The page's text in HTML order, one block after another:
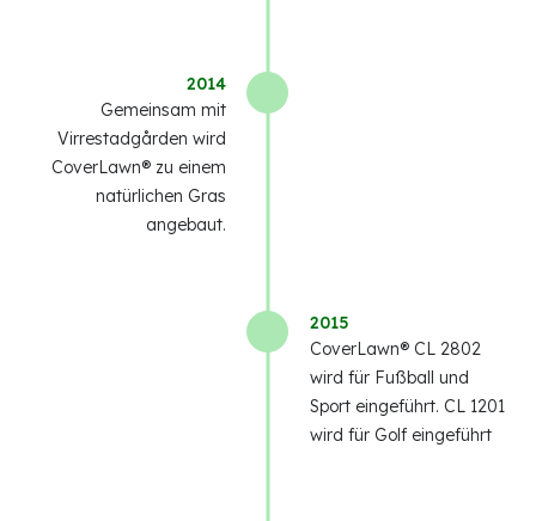
2014
Gemeinsam mit
Virrestadgården wird
CoverLawn® zu einem
natürlichen Gras
angebaut.
2015
CoverLawn® CL 2802
wird für Fußball und
Sport eingeführt. CL 1201
wird für Golf eingeführt